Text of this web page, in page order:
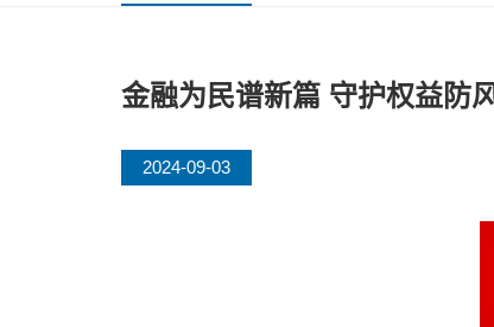
金融为民谱新篇 守护权益防
2024-09-03